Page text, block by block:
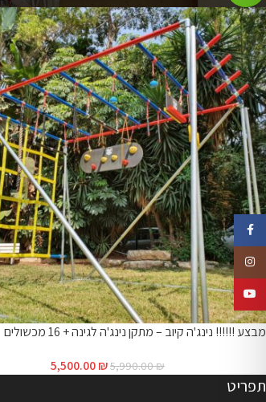
מבצע !!!!!! נינג'ה קיוב – מתקן נינג'ה לגינה + 16 מכשולים
5,990.00₪
5,500.00₪
תפריט
Facebook
Instagram
YouTube